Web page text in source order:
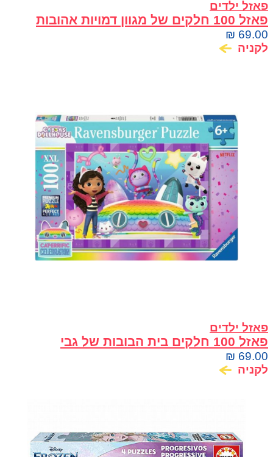
פאזל ילדים
פאזל 100 חלקים של מגוון דמויות אהובות
מדיסני₪ 69.00
לקניה
פאזל ילדים
פאזל 100 חלקים בית הבובות של גבי
₪ 69.00
לקניה